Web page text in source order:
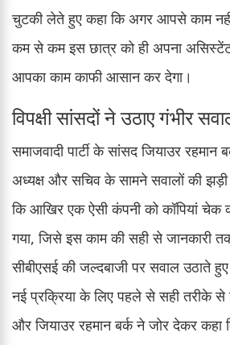
चुटकी लेते हुए कहा कि अगर आपसे काम
कम से कम इस छात्र को ही अपना
आपका काम काफी आसान कर देगा।
विपक्षी सांसदों ने उठाए गंभीर
समाजवादी पार्टी के सांसद जियाउर रहमान
अध्यक्ष और सचिव के सामने सवालों की झड़ी
कि आखिर एक ऐसी कंपनी को कॉपियां चेक
गया, जिसे इस काम की सही से जानकारी
सीबीएसई की जल्दबाजी पर सवाल उठाते
नई प्रक्रिया के लिए पहले से सही तरीके से
और जियाउर रहमान बर्क ने जोर देकर कहा